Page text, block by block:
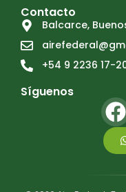
Contacto
Balcarce,
+54 9 2236 17-
Síguenos